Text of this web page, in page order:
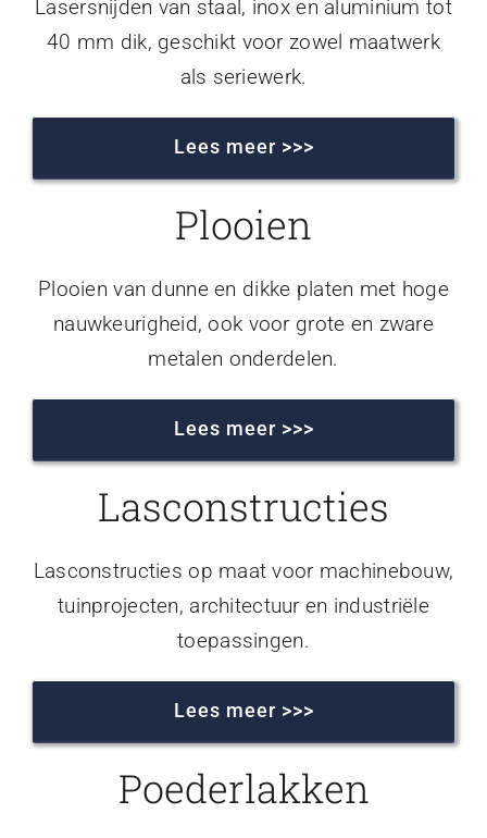
Lasersnijden van staal, inox en aluminium tot
40 mm dik, geschikt voor zowel maatwerk
als seriewerk.
Lees meer >>>
Plooien
Plooien van dunne en dikke platen met hoge
nauwkeurigheid, ook voor grote en zware
metalen onderdelen.
Lees meer >>>
Lasconstructies
Lasconstructies op maat voor machinebouw,
tuinprojecten, architectuur en industriële
toepassingen.
Lees meer >>>
Poederlakken